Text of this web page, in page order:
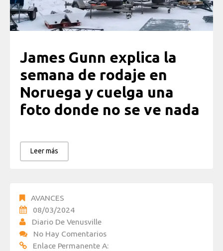
James Gunn explica la
semana de rodaje en
Noruega y cuelga una
foto donde no se ve nada
Leer más
AVANCES
08/03/2024
Diario De Venusville
No Hay Comentarios
Enlace Permanente A: